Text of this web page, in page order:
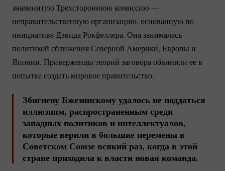
знаменитую Трехстороннюю комиссию —
неправительственную организацию, основанную по
инициативе Дэвида Рокфеллера. Она занималась
политикой сближения Северной Америки, Европы и
Японии. Приверженцы теорий заговора обвинили ее в
попытке создать мировое правительство.
Збигневу Бжезинскому удалось не поддаться
иллюзиям, распространенным среди
западных политиков и интеллектуалов,
которые верили в большие перемены в
Советском Союзе всякий раз, когда в этой
стране приходила к власти новая команда.